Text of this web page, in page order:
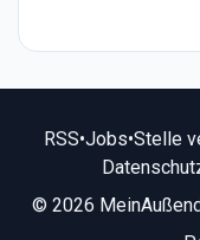
RSS•Jobs•Stelle
© 2026